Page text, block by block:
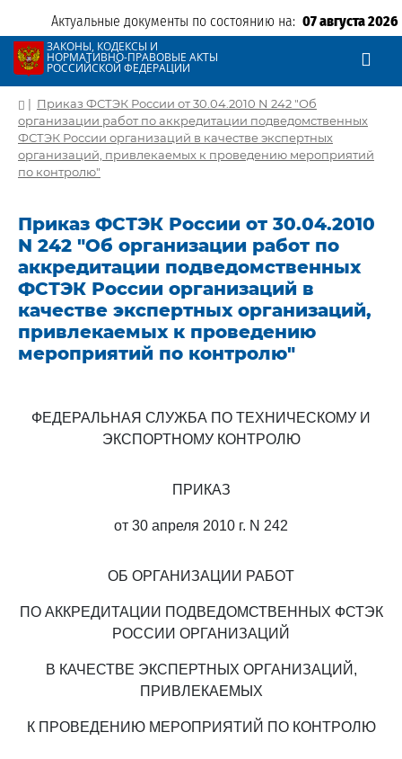
Актуальные документы по состоянию на: 07 августа 2026
ЗАКОНЫ, КОДЕКСЫ И
НОРМАТИВНО-ПРАВОВЫЕ АКТЫ
РОССИЙСКОЙ ФЕДЕРАЦИИ
| Приказ ФСТЭК России от 30.04.2010 N 242 "Об
организации работ по аккредитации подведомственных
ФСТЭК России организаций в качестве экспертных
организаций, привлекаемых к проведению мероприятий
по контролю"
Приказ ФСТЭК России от 30.04.2010
N 242 "Об организации работ по
аккредитации подведомственных
ФСТЭК России организаций в
качестве экспертных организаций,
привлекаемых к проведению
мероприятий по контролю"
ФЕДЕРАЛЬНАЯ СЛУЖБА ПО ТЕХНИЧЕСКОМУ И
ЭКСПОРТНОМУ КОНТРОЛЮ
ПРИКАЗ
от 30 апреля 2010 г. N 242
ОБ ОРГАНИЗАЦИИ РАБОТ
ПО АККРЕДИТАЦИИ ПОДВЕДОМСТВЕННЫХ ФСТЭК
РОССИИ ОРГАНИЗАЦИЙ
В КАЧЕСТВЕ ЭКСПЕРТНЫХ ОРГАНИЗАЦИЙ,
ПРИВЛЕКАЕМЫХ
К ПРОВЕДЕНИЮ МЕРОПРИЯТИЙ ПО КОНТРОЛЮ